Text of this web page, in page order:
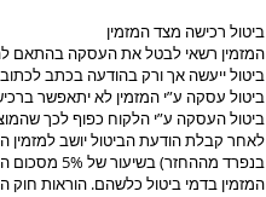
ביטול רכישה מצד המזמין
המזמין רשאי לבטל את העסקה בהתאם
ביטול ייעשה אך ורק בהודעה בכתב
ביטול עסקה ע”י המזמין לא יתאפשר ברכישת פריטים
ביטול העסקה ע”י הלקוח כפוף לכך
לאחר קבלת הודעת הביטול יושב למזמין
המזמין בדמי ביטול כלשהם. הוראות חוק